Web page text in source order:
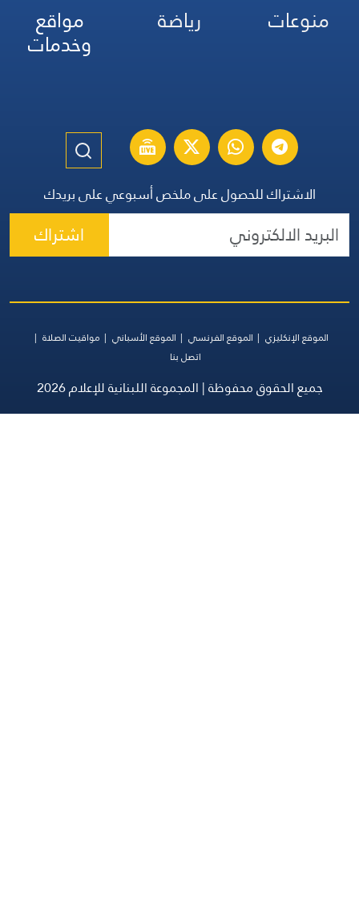
رياضة
مواقع
وخدمات
على ملخص أسبوعي على بريدك
الفرنسي الموقع الأسباني
مواقيت الصلاة
| المجموعة اللبنانية للإعلام 2026